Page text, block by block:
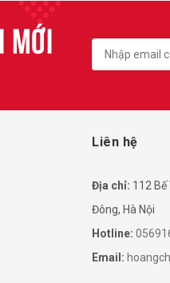
Liên hệ
Địa chỉ: 112 Bế
Đông, Hà Nội
Hotline:
Email: